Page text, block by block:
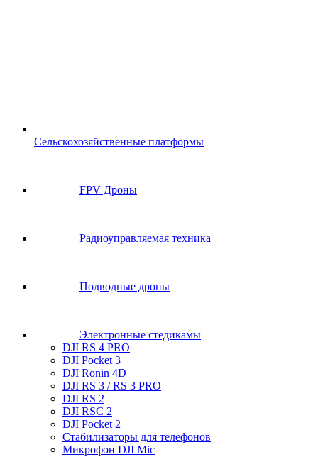
Сельскохозяйственные платформы
FPV Дроны
Радиоуправляемая техника
Подводные дроны
Электронные стедикамы
DJI RS 4 PRO
DJI Pocket 3
DJI Ronin 4D
DJI RS 3 / RS 3 PRO
DJI RS 2
DJI RSC 2
DJI Pocket 2
Стабилизаторы для телефонов
Микрофон DJI Mic